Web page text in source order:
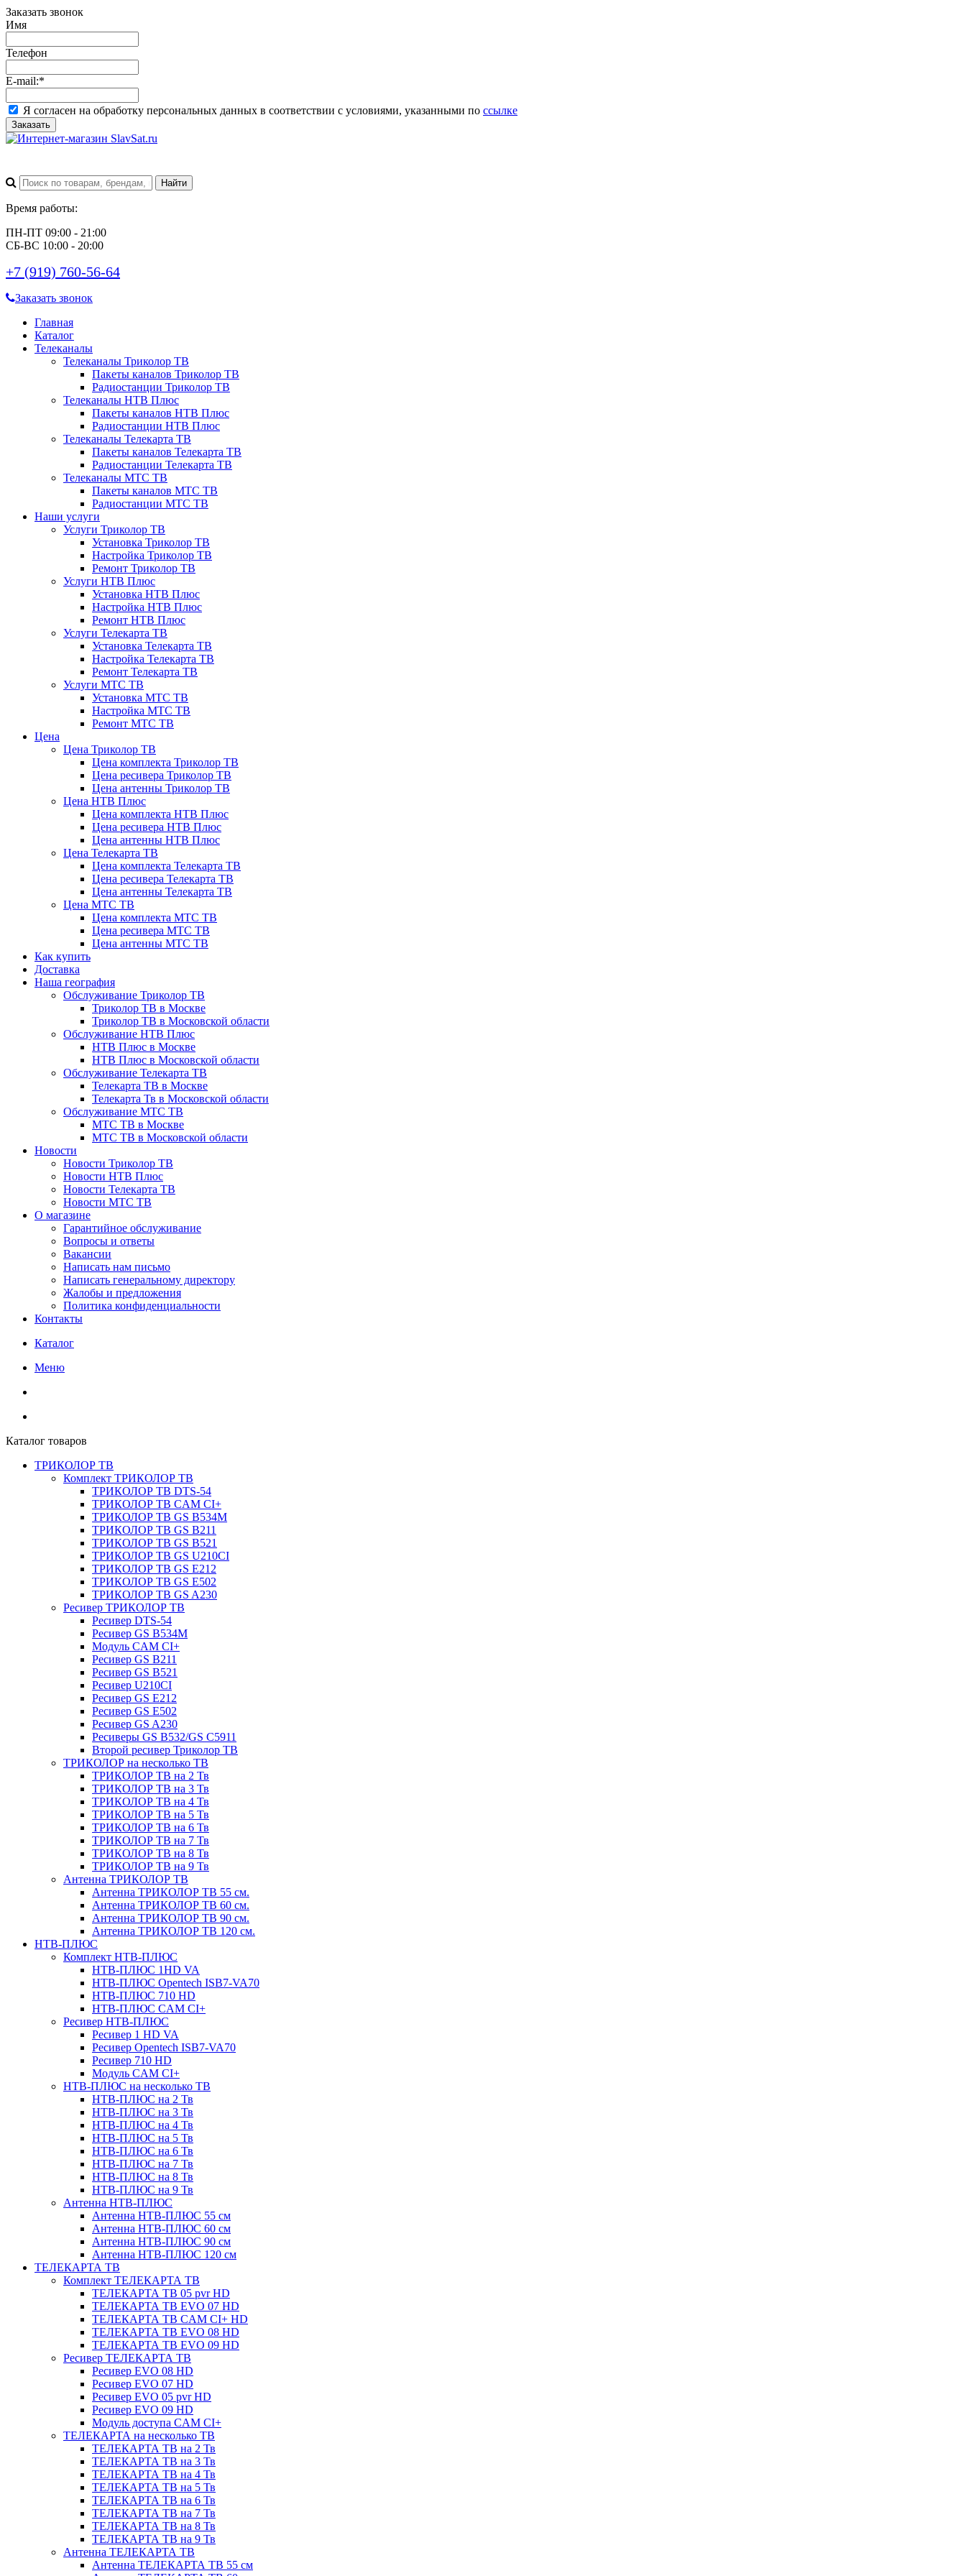
Заказать звонок
Имя
Телефон
E-mail:*
Я согласен на обработку персональных данных в соответствии с условиями, указанными по ссылке
Заказать
Время работы:
ПН-ПТ 09:00 - 21:00
СБ-ВС 10:00 - 20:00
+7 (919) 760-56-64
Заказать звонок
Главная
Каталог
Телеканалы
Телеканалы Триколор ТВ
Пакеты каналов Триколор ТВ
Радиостанции Триколор ТВ
Телеканалы НТВ Плюс
Пакеты каналов НТВ Плюс
Радиостанции НТВ Плюс
Телеканалы Телекарта ТВ
Пакеты каналов Телекарта ТВ
Радиостанции Телекарта ТВ
Телеканалы МТС ТВ
Пакеты каналов МТС ТВ
Радиостанции МТС ТВ
Наши услуги
Услуги Триколор ТВ
Установка Триколор ТВ
Настройка Триколор ТВ
Ремонт Триколор ТВ
Услуги НТВ Плюс
Установка НТВ Плюс
Настройка НТВ Плюс
Ремонт НТВ Плюс
Услуги Телекарта ТВ
Установка Телекарта ТВ
Настройка Телекарта ТВ
Ремонт Телекарта ТВ
Услуги МТС ТВ
Установка МТС ТВ
Настройка МТС ТВ
Ремонт МТС ТВ
Цена
Цена Триколор ТВ
Цена комплекта Триколор ТВ
Цена ресивера Триколор ТВ
Цена антенны Триколор ТВ
Цена НТВ Плюс
Цена комплекта НТВ Плюс
Цена ресивера НТВ Плюс
Цена антенны НТВ Плюс
Цена Телекарта ТВ
Цена комплекта Телекарта ТВ
Цена ресивера Телекарта ТВ
Цена антенны Телекарта ТВ
Цена МТС ТВ
Цена комплекта МТС ТВ
Цена ресивера МТС ТВ
Цена антенны МТС ТВ
Как купить
Доставка
Наша география
Обслуживание Триколор ТВ
Триколор ТВ в Москве
Триколор ТВ в Московской области
Обслуживание НТВ Плюс
НТВ Плюс в Москве
НТВ Плюс в Московской области
Обслуживание Телекарта ТВ
Телекарта ТВ в Москве
Телекарта Тв в Московской области
Обслуживание МТС ТВ
МТС ТВ в Москве
МТС ТВ в Московской области
Новости
Новости Триколор ТВ
Новости НТВ Плюс
Новости Телекарта ТВ
Новости МТС ТВ
О магазине
Гарантийное обслуживание
Вопросы и ответы
Вакансии
Написать нам письмо
Написать генеральному директору
Жалобы и предложения
Политика конфиденциальности
Контакты
Каталог
Меню
Каталог товаров
ТРИКОЛОР ТВ
Комплект ТРИКОЛОР ТВ
ТРИКОЛОР ТВ DTS-54
ТРИКОЛОР ТВ CAM CI+
ТРИКОЛОР ТВ GS B534M
ТРИКОЛОР ТВ GS B211
ТРИКОЛОР ТВ GS B521
ТРИКОЛОР ТВ GS U210CI
ТРИКОЛОР ТВ GS E212
ТРИКОЛОР ТВ GS E502
ТРИКОЛОР ТВ GS A230
Ресивер ТРИКОЛОР ТВ
Ресивер DTS-54
Ресивер GS B534M
Модуль CAM CI+
Ресивер GS B211
Ресивер GS B521
Ресивер U210CI
Ресивер GS E212
Ресивер GS E502
Ресивер GS A230
Ресиверы GS B532/GS C5911
Второй ресивер Триколор ТВ
ТРИКОЛОР на несколько ТВ
ТРИКОЛОР ТВ на 2 Тв
ТРИКОЛОР ТВ на 3 Тв
ТРИКОЛОР ТВ на 4 Тв
ТРИКОЛОР ТВ на 5 Тв
ТРИКОЛОР ТВ на 6 Тв
ТРИКОЛОР ТВ на 7 Тв
ТРИКОЛОР ТВ на 8 Тв
ТРИКОЛОР ТВ на 9 Тв
Антенна ТРИКОЛОР ТВ
Антенна ТРИКОЛОР ТВ 55 см.
Антенна ТРИКОЛОР ТВ 60 см.
Антенна ТРИКОЛОР ТВ 90 см.
Антенна ТРИКОЛОР ТВ 120 см.
НТВ-ПЛЮС
Комплект НТВ-ПЛЮС
НТВ-ПЛЮС 1HD VA
НТВ-ПЛЮС Opentech ISB7-VA70
НТВ-ПЛЮС 710 HD
НТВ-ПЛЮС CAM CI+
Ресивер НТВ-ПЛЮС
Ресивер 1 HD VA
Ресивер Opentech ISB7-VA70
Ресивер 710 HD
Модуль CAM CI+
НТВ-ПЛЮС на несколько ТВ
НТВ-ПЛЮС на 2 Тв
НТВ-ПЛЮС на 3 Тв
НТВ-ПЛЮС на 4 Тв
НТВ-ПЛЮС на 5 Тв
НТВ-ПЛЮС на 6 Тв
НТВ-ПЛЮС на 7 Тв
НТВ-ПЛЮС на 8 Тв
НТВ-ПЛЮС на 9 Тв
Антенна НТВ-ПЛЮС
Антенна НТВ-ПЛЮС 55 см
Антенна НТВ-ПЛЮС 60 см
Антенна НТВ-ПЛЮС 90 см
Антенна НТВ-ПЛЮС 120 см
ТЕЛЕКАРТА ТВ
Комплект ТЕЛЕКАРТА ТВ
ТЕЛЕКАРТА ТВ 05 pvr HD
ТЕЛЕКАРТА ТВ EVO 07 HD
ТЕЛЕКАРТА ТВ CAM CI+ HD
ТЕЛЕКАРТА ТВ EVO 08 HD
ТЕЛЕКАРТА ТВ EVO 09 HD
Ресивер ТЕЛЕКАРТА ТВ
Ресивер EVO 08 HD
Ресивер EVO 07 HD
Ресивер EVO 05 pvr HD
Ресивер EVO 09 HD
Модуль доступа CAM CI+
ТЕЛЕКАРТА на несколько ТВ
ТЕЛЕКАРТА ТВ на 2 Тв
ТЕЛЕКАРТА ТВ на 3 Тв
ТЕЛЕКАРТА ТВ на 4 Тв
ТЕЛЕКАРТА ТВ на 5 Тв
ТЕЛЕКАРТА ТВ на 6 Тв
ТЕЛЕКАРТА ТВ на 7 Тв
ТЕЛЕКАРТА ТВ на 8 Тв
ТЕЛЕКАРТА ТВ на 9 Тв
Антенна ТЕЛЕКАРТА ТВ
Антенна ТЕЛЕКАРТА ТВ 55 см